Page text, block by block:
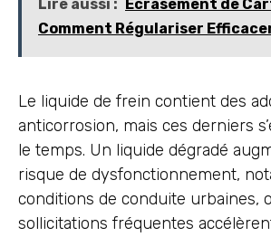
Lire aussi :
Écrasement de
Comment Régulariser
Le liquide de frein contient des
anticorrosion, mais ces derniers
le temps. Un liquide dégradé
risque de dysfonctionnement,
conditions de conduite urbaines,
sollicitations fréquentes